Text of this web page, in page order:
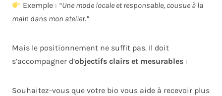
Exemple : “Une mode locale et responsable, cousue à la
main dans mon atelier.”
Mais le positionnement ne suffit pas. Il doit
s’accompagner d’objectifs clairs et mesurables :
Souhaitez-vous que votre bio vous aide à recevoir plus